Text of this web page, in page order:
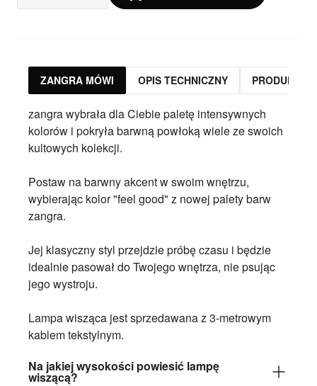
ZANGRA MÓWI OPIS TECHNICZNY PRODUKTY
zangra wybrała dla Ciebie paletę intensywnych
kolorów i pokryła barwną powłoką wiele ze swoich
kultowych kolekcji.
Postaw na barwny akcent w swoim wnętrzu,
wybierając kolor "feel good" z nowej palety barw
zangra.
Jej klasyczny styl przejdzie próbę czasu i będzie
idealnie pasował do Twojego wnętrza, nie psując
jego wystroju.
Lampa wisząca jest sprzedawana z 3-metrowym
kablem tekstylnym.
Na jakiej wysokości powiesić lampę
wiszącą?